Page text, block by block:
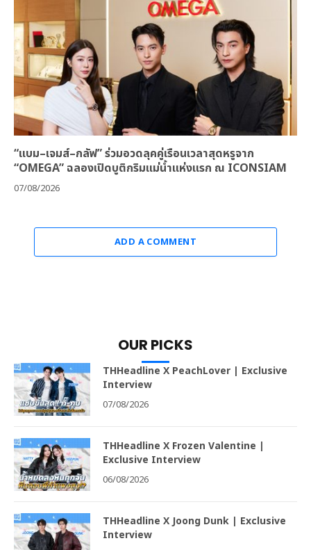
“แบม–เจมส์–กลัฟ” ร่วมอวดลุคคู่เรือนเวลาสุดหรูจาก
“OMEGA” ฉลองเปิดบูติกริมแม่น้ำแห่งแรก ณ ICONSIAM
07/08/2026
ADD A COMMENT
OUR PICKS
THHeadline X PeachLover | Exclusive
Interview
07/08/2026
THHeadline X Frozen Valentine |
Exclusive Interview
06/08/2026
THHeadline X Joong Dunk | Exclusive
Interview